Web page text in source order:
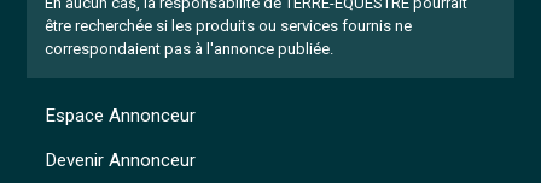
être recherchée si les produits ou services fournis ne
correspondaient pas à l'annonce publiée.
Espace Annonceur
Devenir Annonceur